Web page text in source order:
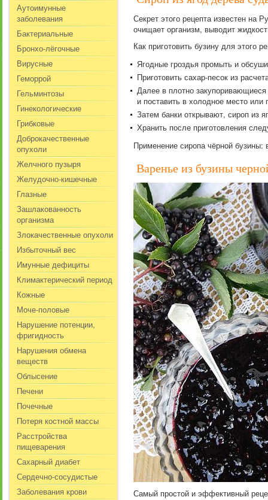
Аутоимунные
заболевания
Бактериальные
Бронхо-лёгочные
Вирусные
Геморрой
Гельминтозы
Гинекологические
Грибковые
Доброкачественные
опухоли
Желчного пузыря
Желудочно-кишечные
Глазные
Зашлакованность
организма
Злокачественные опухоли
Избыточный вес
Имунные дефициты
Климактерический период
Кожные
Моче-половые
Нарушение потенции,
фригидность
Нарушения обмена
веществ
Облысение
Печени
Почечные
Потеря костной массы
Расстройства
пищеварения
Сахарный диабет
Сердечно-сосудистые
Заболевания крови
Секрет этого рецепта известен на
очищает организм, выводит
Как приготовить бузину для этого
Ягодные гроздья промыть и
Приготовить сахар-песок из
Далее в плотно
и поставить в холодное место или
Затем банки открывают, сироп из
Хранить после приготовления
Применение сиропа чёрной
Варенье из бузины
Самый простой и эффективный